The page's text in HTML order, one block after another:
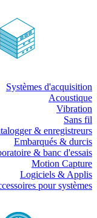
Systèmes d'acquisition
Acoustique
Vibration
Sans fil
& enregistreurs
Embarqués & durcis
& banc d'essais
Motion Capture
Logiciels & Applis
pour systèmes